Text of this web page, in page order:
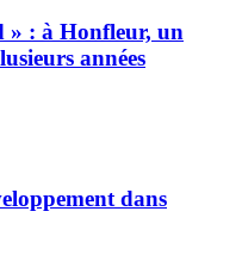
» : à Honfleur, un
années
dans